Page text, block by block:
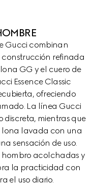
Gucci combinan
refinada
GG y el cuero de
Essence Classic
ofreciendo
La línea Gucci
mientras que
lona lavada con una
sensación de uso.
hombro acolchadas y
la practicidad con
el uso diario.